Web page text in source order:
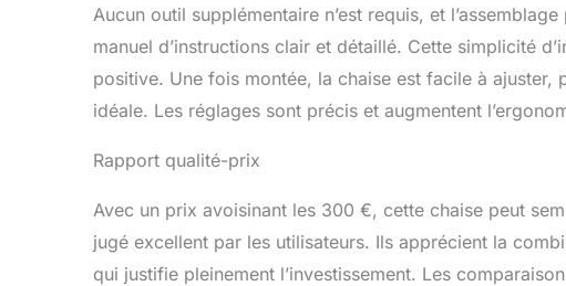
Aucun outil supplémentaire n’est requis, et
manuel d’instructions clair et détaillé. Cette simplicité
positive. Une fois montée, la chaise est facile à
idéale. Les réglages sont précis et augmentent
Rapport qualité-prix
Avec un prix avoisinant les 300 €, cette chaise peut
jugé excellent par les utilisateurs. Ils apprécient la
qui justifie pleinement l’investissement. Les